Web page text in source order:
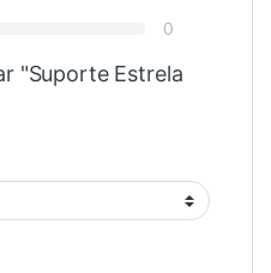
0
"Suporte Estrela